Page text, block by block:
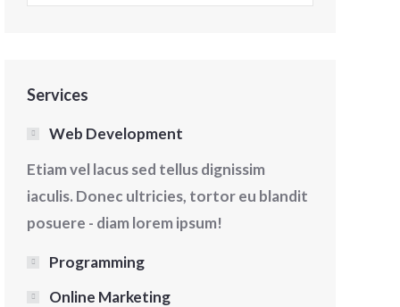
Services
Web Development
Etiam vel lacus sed tellus dignissim
iaculis. Donec ultricies, tortor eu blandit
posuere - diam lorem ipsum!
Programming
Online Marketing